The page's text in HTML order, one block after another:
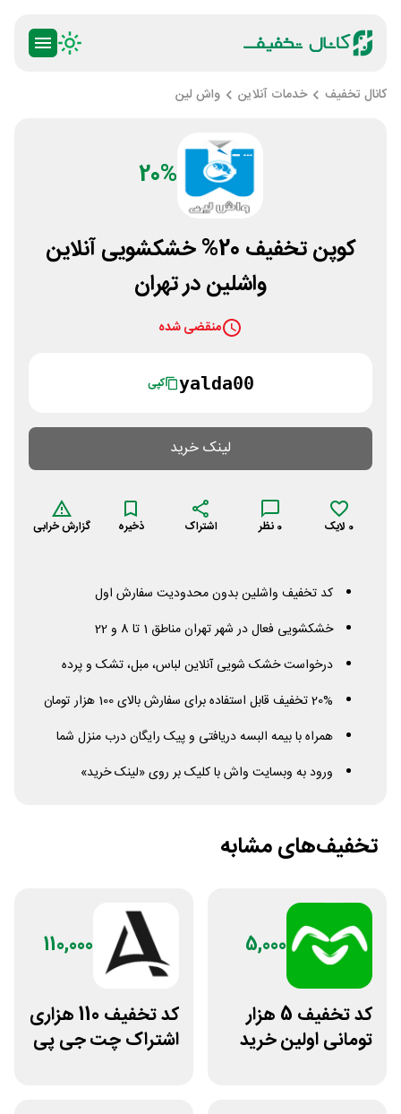
کانال تخفیف خدمات آنلاین واش لین
20%
کوپن تخفیف 20% خشکشویی آنلاین
واشلین در تهران
منقضی شده
yalda00 کپی
لینک خرید
0 لایک 0 نظر اشتراک ذخیره گزارش خرابی
کد تخفیف واشلین بدون محدودیت سفارش اول
خشکشویی فعال در شهر تهران مناطق 1 تا 8 و 22
درخواست خشک شویی آنلاین لباس، مبل، تشک و پرده
20% تخفیف قابل استفاده برای سفارش بالای 100 هزار تومان
همراه با بیمه البسه دریافتی و پیک رایگان درب منزل شما
ورود به وبسایت واش با کلیک بر روی «لینک خرید»
تخفیف‌های مشابه
5,000
کد تخفیف 5 هزار
تومانی اولین خرید
110,000
کد تخفیف 110 هزاری
اشتراک چت جی پی